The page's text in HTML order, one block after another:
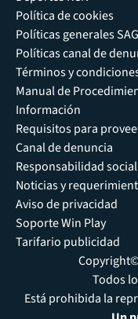
Política de cookies
Políticas generales
Políticas canal de
Términos y
Manual de
Información
Requisitos para
Canal de denuncia
Responsabilidad
Noticias y
Aviso de privacidad
Soporte Win Play
Tarifario publicidad
Todos
Está prohibida la